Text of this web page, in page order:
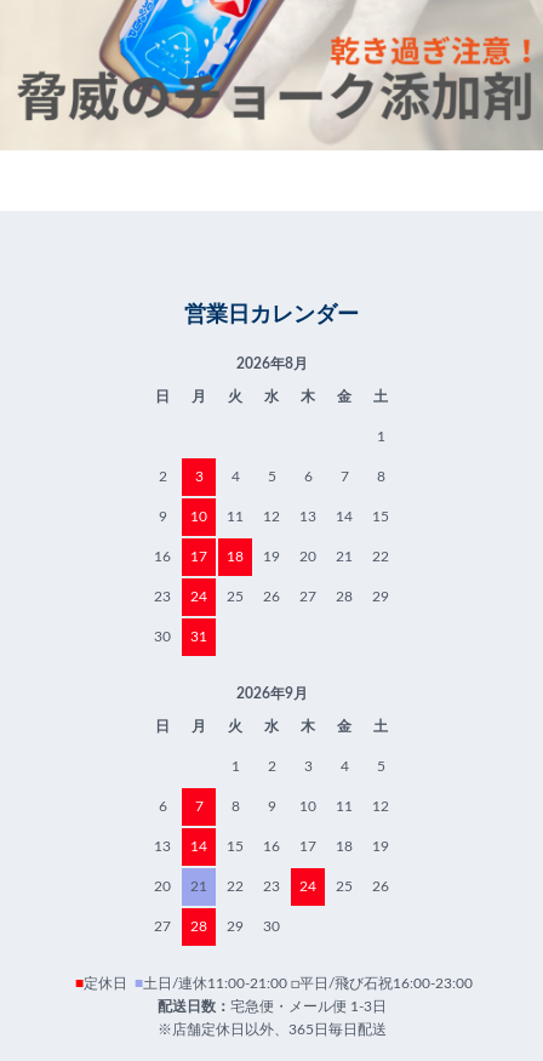
営業日カレンダー
2026年8月
日 月 火 水 木 金 土
1
2 3 4 5 6 7 8
9 10 11 12 13 14 15
16 17 18 19 20 21 22
23 24 25 26 27 28 29
30 31
2026年9月
日 月 火 水 木 金 土
1 2 3 4 5
6 7 8 9 10 11 12
13 14 15 16 17 18 19
20 21 22 23 24 25 26
27 28 29 30
■定休日 ■土日/連休11:00-21:00 □平日/飛び石祝16:00-23:00
配送日数： 宅急便・メール便 1-3日
※店舗定休日以外、365日毎日配送